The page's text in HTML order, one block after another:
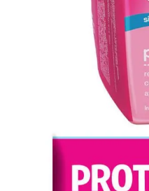
perfumeria
rotiseria
congelados
bazar y mascotas